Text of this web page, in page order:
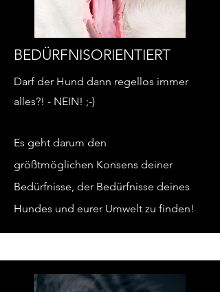
BEDÜRFNISORIENTIERT
Darf der Hund dann regellos immer
alles?! - NEIN! ;-)
Es geht darum den
größtmöglichen Konsens deiner
Bedürfnisse, der Bedürfnisse deines
Hundes und eurer Umwelt zu finden!